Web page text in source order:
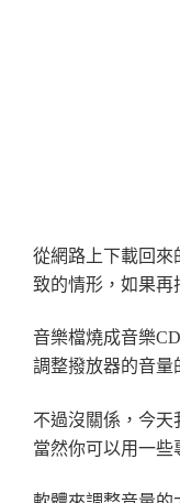
從網路上下載回來
致的情形，如果再
音樂檔燒成音樂
調整撥放器的音量
不過沒關係，今天
當然你可以用一些